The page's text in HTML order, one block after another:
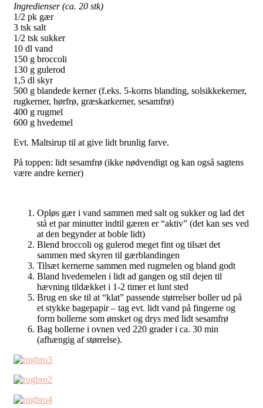
Ingredienser (ca. 20 stk)
1/2 pk gær
3 tsk salt
1/2 tsk sukker
10 dl vand
150 g broccoli
130 g gulerod
1,5 dl skyr
500 g blandede kerner (f.eks. 5-korns blanding, solsikkekerner,
rugkerner, hørfrø, græskarkerner, sesamfrø)
400 g rugmel
600 g hvedemel
Evt. Maltsirup til at give lidt brunlig farve.
På toppen: lidt sesamfrø (ikke nødvendigt og kan også sagtens
være andre kerner)
Opløs gær i vand sammen med salt og sukker og lad det
stå et par minutter indtil gæren er “aktiv” (det kan ses ved
at den begynder at boble lidt)
Blend broccoli og gulerod meget fint og tilsæt det
sammen med skyren til gærblandingen
Tilsæt kernerne sammen med rugmelen og bland godt
Bland hvedemelen i lidt ad gangen og stil dejen til
hævning tildækket i 1-2 timer et lunt sted
Brug en ske til at “klat” passende størrelser boller ud på
et stykke bagepapir – tag evt. lidt vand på fingerne og
form bollerne som ønsket og drys med lidt sesamfrø
Bag bollerne i ovnen ved 220 grader i ca. 30 min
(afhængig af størrelse).